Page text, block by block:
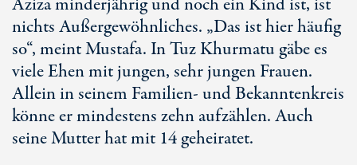
nichts Außergewöhnliches. „Das ist hier häufig
so“, meint Mustafa. In Tuz Khurmatu gäbe es
viele Ehen mit jungen, sehr jungen Frauen.
Allein in seinem Familien- und Bekanntenkreis
könne er mindestens zehn aufzählen. Auch
seine Mutter hat mit 14 geheiratet.